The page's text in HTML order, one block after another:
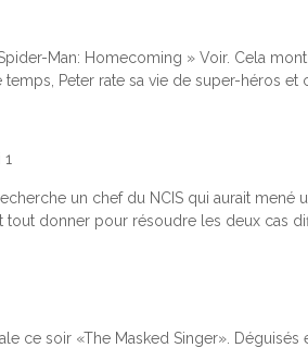
Man: Homecoming » Voir. Cela
Peter rate sa vie de super-héros
un chef du NCIS qui aurait
donner pour résoudre les deux cas
ce soir «The Masked Singer».